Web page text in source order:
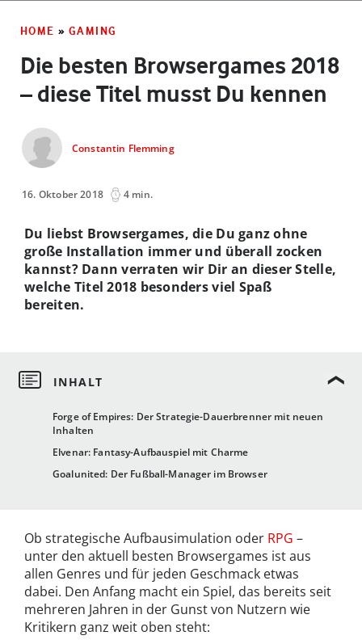
HOME » GAMING
Die besten Browsergames 2018
– diese Titel musst Du kennen
Constantin Flemming
16. Oktober 2018 4 min.
Forge of Empires: Der Strategie-Dauerbrenner mit neuen
Inhalten
Elvenar: Fantasy-Aufbauspiel mit Charme
Goalunited: Der Fußball-Manager im Browser
Du liebst Browsergames, die Du ganz ohne
große Installation immer und überall zocken
kannst? Dann verraten wir Dir an dieser Stelle,
welche Titel 2018 besonders viel Spaß
bereiten.
Ob strategische Aufbausimulation oder RPG –
unter den aktuell besten Browsergames ist aus
allen Genres und für jeden Geschmack etwas
dabei. Den Anfang macht ein Spiel, das bereits seit
mehreren Jahren in der Gunst von Nutzern wie
Kritikern ganz weit oben steht: